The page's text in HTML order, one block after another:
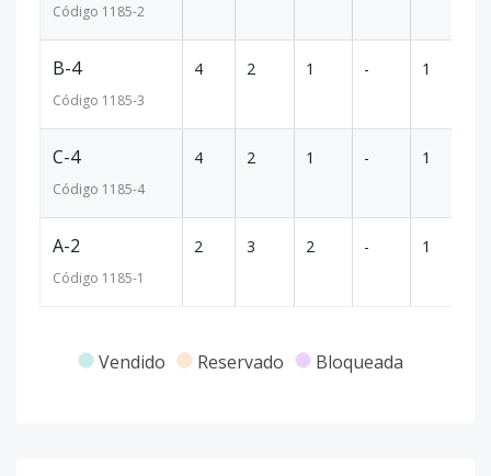
Código 1185-2
B-4
Código 1185-3
4 2 1 - 1
C-4
Código 1185-4
4 2 1 - 1
A-2
Código 1185-1
2 3 2 - 1
Vendido Reservado Bloqueada